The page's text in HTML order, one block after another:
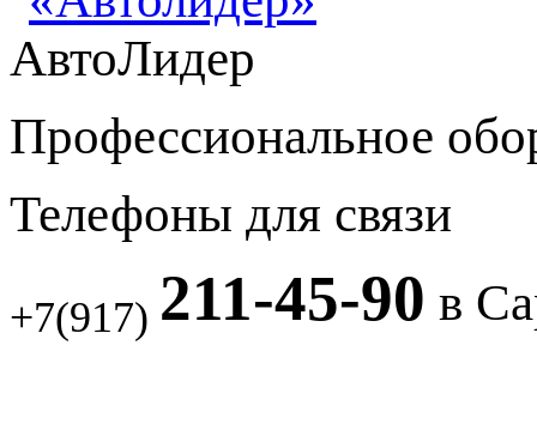
АвтоЛидер
Профессиональное
Телефоны для связи
+7(917) 211-45-90 в